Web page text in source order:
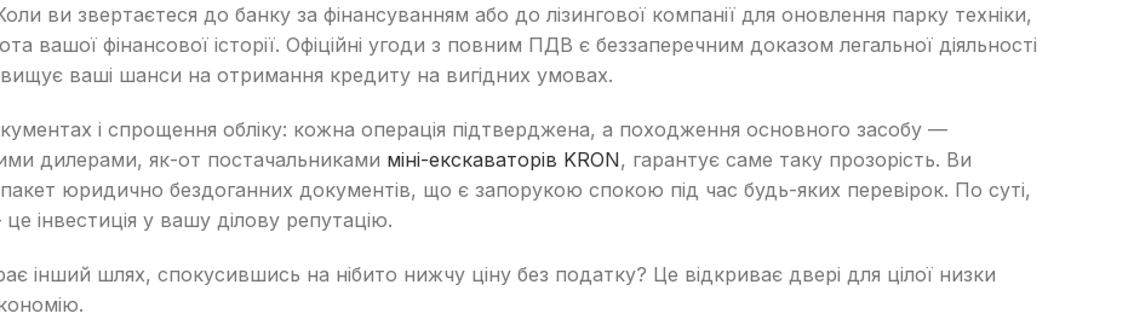
ви звертаєтеся до банку за фінансуванням або до лізингової компанії для оновлення парку техніки,
фінансової історії. Офіційні угоди з повним ПДВ є беззаперечним доказом легальної діяльності
ваші шанси на отримання кредиту на вигідних умовах.
і спрощення обліку: кожна операція підтверджена, а походження основного засобу —
дилерами, як-от постачальниками міні-екскаваторів KRON, гарантує саме таку прозорість. Ви
юридично бездоганних документів, що є запорукою спокою під час будь-яких перевірок. По суті,
інвестиція у вашу ділову репутацію.
інший шлях, спокусившись на нібито нижчу ціну без податку? Це відкриває двері для цілої низки